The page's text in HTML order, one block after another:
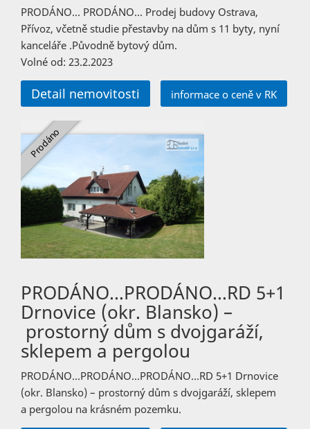
PRODÁNO… PRODÁNO… Prodej budovy Ostrava,
Přívoz, včetně studie přestavby na dům s 11 byty, nyní
kanceláře .Původně bytový dům.
Volné od: 23.2.2023
Detail nemovitosti informace o ceně v RK
PRODÁNO…PRODÁNO…RD 5+1
Drnovice (okr. Blansko) –
prostorný dům s dvojgaráží,
sklepem a pergolou
PRODÁNO…PRODÁNO…PRODÁNO…RD 5+1 Drnovice
(okr. Blansko) – prostorný dům s dvojgaráží, sklepem
a pergolou na krásném pozemku.